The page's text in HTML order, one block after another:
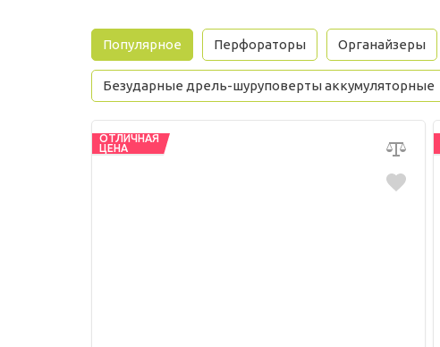
Популярное Перфораторы Органайзеры
Безударные дрель-шуруповерты аккумуляторные
ОТЛИЧНАЯ
ЦЕНА